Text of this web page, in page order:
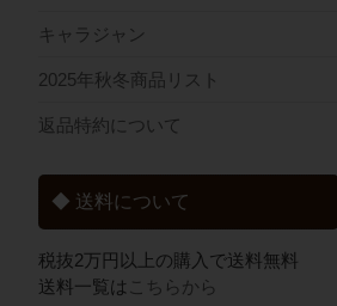
キャラジャン
2025年秋冬商品リスト
返品特約について
◆ 送料について
税抜2万円以上の購入で送料無料
送料一覧は こちらから